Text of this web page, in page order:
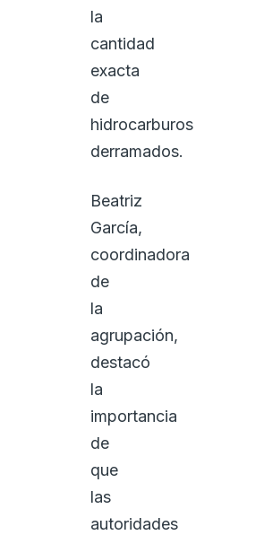
la
cantidad
exacta
de
hidrocarburos
derramados.
Beatriz
García,
coordinadora
de
la
agrupación,
destacó
la
importancia
de
que
las
autoridades